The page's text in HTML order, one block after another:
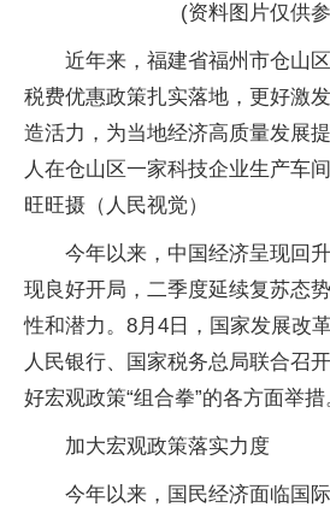
(资料图片仅供
近年来，福建省福州市仓山
税费优惠政策扎实落地，更好激
造活力，为当地经济高质量发展
人在仓山区一家科技企业生产车
旺旺摄（人民视觉）
今年以来，中国经济呈现回
现良好开局，二季度延续复苏态
性和潜力。8月4日，国家发展改
人民银行、国家税务总局联合召
好宏观政策“组合拳”的各方面举措
加大宏观政策落实力度
今年以来，国民经济面临国